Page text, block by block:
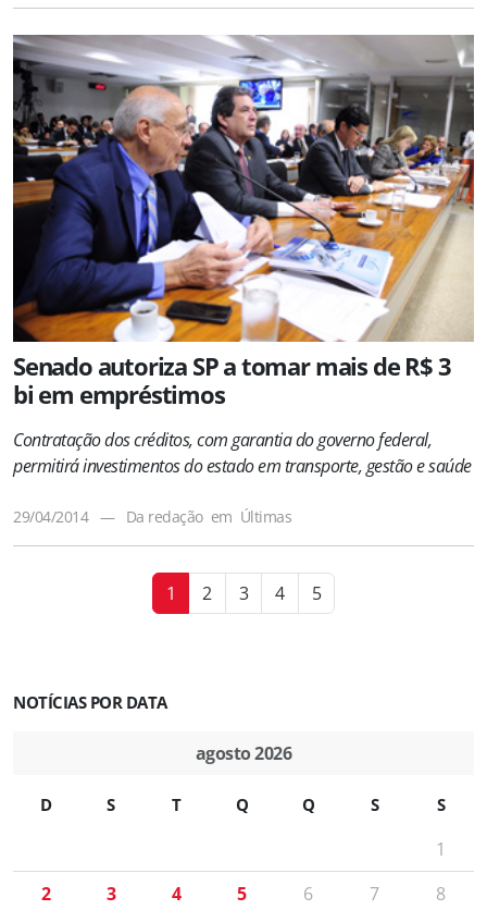
Senado autoriza SP a tomar mais de R$ 3
bi em empréstimos
Contratação dos créditos, com garantia do governo federal,
permitirá investimentos do estado em transporte, gestão e saúde
29/04/2014 — Da redação em Últimas
1 2 3 4 5
NOTÍCIAS POR DATA
agosto 2026
D S T Q Q S S
1
2
3 4 5 6 7
8